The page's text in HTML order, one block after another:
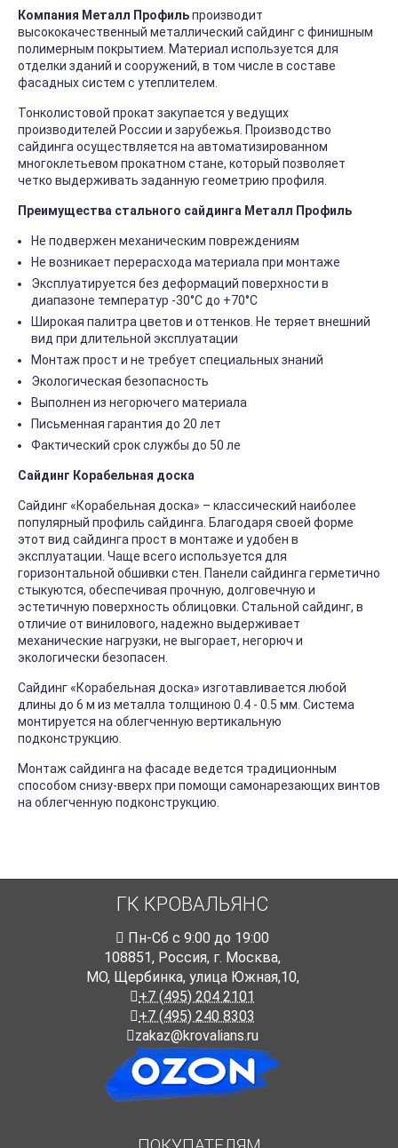
Компания Металл Профильпроизводит
высококачественный металлический сайдинг с финишным
полимерным покрытием. Материал используется для
отделки зданий и сооружений, в том числе в составе
фасадных систем с утеплителем.
Тонколистовой прокат закупается у ведущих
производителей России и зарубежья. Производство
сайдинга осуществляется на автоматизированном
многоклетьевом прокатном стане, который позволяет
четко выдерживать заданную геометрию профиля.
Преимущества стального сайдинга Металл Профиль
Не подвержен механическим повреждениям
Не возникает перерасхода материала при монтаже
Эксплуатируется без деформаций поверхности в
диапазоне температур -30°C до +70°C
Широкая палитра цветов и оттенков. Не теряет внешний
вид при длительной эксплуатации
Монтаж прост и не требует специальных знаний
Экологическая безопасность
Выполнен из негорючего материала
Письменная гарантия до 20 лет
Фактический срок службы до 50 ле
Сайдинг Корабельная доска
Сайдинг «Корабельная доска» – классический наиболее
популярный профиль сайдинга. Благодаря своей форме
этот вид сайдинга прост в монтаже и удобен в
эксплуатации. Чаще всего используется для
горизонтальной обшивки стен. Панели сайдинга герметично
стыкуются, обеспечивая прочную, долговечную и
эстетичную поверхность облицовки. Стальной сайдинг, в
отличие от винилового, надежно выдерживает
механические нагрузки, не выгорает, негорюч и
экологически безопасен.
Сайдинг «Корабельная доска» изготавливается любой
длины до 6 м из металла толщиною 0.4 - 0.5 мм. Система
монтируется на облегченную вертикальную
подконструкцию.
Монтаж сайдинга на фасаде ведется традиционным
способом снизу-вверх при помощи самонарезающих винтов
на облегченную подконструкцию.
ГК КРОВАЛЬЯНС
Пн-Cб с 9:00 до 19:00
108851, Россия, г. Москва,
МО, Щербинка, улица Южная,10,
+7 (495) 204 2101
+7 (495) 240 8303
zakaz@krovalians.ru